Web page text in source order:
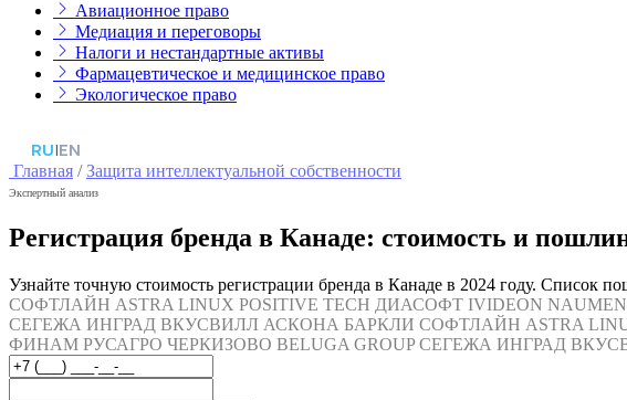
Авиационное право
Медиация и переговоры
Налоги и нестандартные активы
Фармацевтическое и медицинское право
Экологическое право
RU|EN
Главная /Защита интеллектуальной собственности
Экспертный анализ
Регистрация бренда в Канаде: стоимость и
Узнайте точную стоимость регистрации бренда в Канаде в 2024 году. Список
СОФТЛАЙН ASTRA LINUX POSITIVE TECH ДИАСОФТ IVIDEON NAUMEN
СЕГЕЖА ИНГРАД ВКУСВИЛЛ АСКОНА БАРКЛИ СОФТЛАЙН ASTRA
ФИНАМ РУСАГРО ЧЕРКИЗОВО BELUGA GROUP СЕГЕЖА ИНГРАД